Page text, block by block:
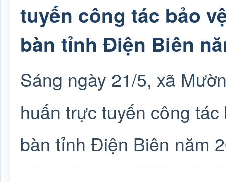
tuyến công tác bảo
bàn tỉnh Điện Biên
Sáng ngày 21/5, xã
huấn trực tuyến công
bàn tỉnh Điện Biên năm